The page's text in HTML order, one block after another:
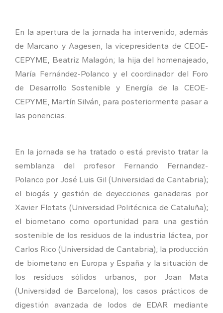
En la apertura de la jornada ha intervenido, además
de Marcano y Aagesen, la vicepresidenta de CEOE-
CEPYME, Beatriz Malagón; la hija del homenajeado,
María Fernández-Polanco y el coordinador del Foro
de Desarrollo Sostenible y Energía de la CEOE-
CEPYME, Martín Silván, para posteriormente pasar a
las ponencias.
En la jornada se ha tratado o está previsto tratar la
semblanza del profesor Fernando Fernandez-
Polanco por José Luis Gil (Universidad de Cantabria);
el biogás y gestión de deyecciones ganaderas por
Xavier Flotats (Universidad Politécnica de Cataluña);
el biometano como oportunidad para una gestión
sostenible de los residuos de la industria láctea, por
Carlos Rico (Universidad de Cantabria); la producción
de biometano en Europa y España y la situación de
los residuos sólidos urbanos, por Joan Mata
(Universidad de Barcelona); los casos prácticos de
digestión avanzada de lodos de EDAR mediante